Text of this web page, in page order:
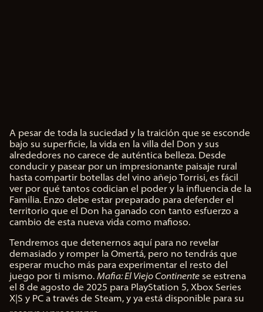
aci
dad
de
You
Tub
la
tra
nsf
ere
nci
A
c
c
e
p
t
&
P
a
y
Al
hac
A pesar de toda la suciedad y la traición que se esconde
bajo su superficie, la vida en la villa del Don y sus
alrededores no carece de auténtica belleza. Desde
conducir y pasear por un impresionante paisaje rural
hasta compartir botellas del vino añejo Torrisi, es fácil
ver por qué tantos codician el poder y la influencia de la
Familia. Enzo debe estar preparado para defender el
territorio que el Don ha ganado con tanto esfuerzo a
cambio de esta nueva vida como mafioso.
Tendremos que detenernos aquí para no revelar
demasiado y romper la Omertá, pero no tendrás que
esperar mucho más para experimentar el resto del
juego por ti mismo. Mafia: El Viejo Continente se estrena
el 8 de agosto de 2025 para PlayStation 5, Xbox Series
X|S y PC a través de Steam, y ya está disponible para su